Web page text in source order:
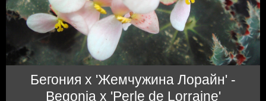
Бегония x 'Жемчужина Лорайн' -
Begonia x 'Perle de Lorraine'